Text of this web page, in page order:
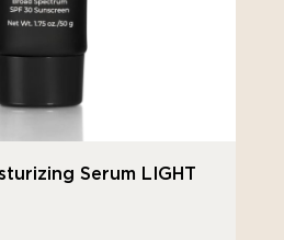
Serum LIGHT